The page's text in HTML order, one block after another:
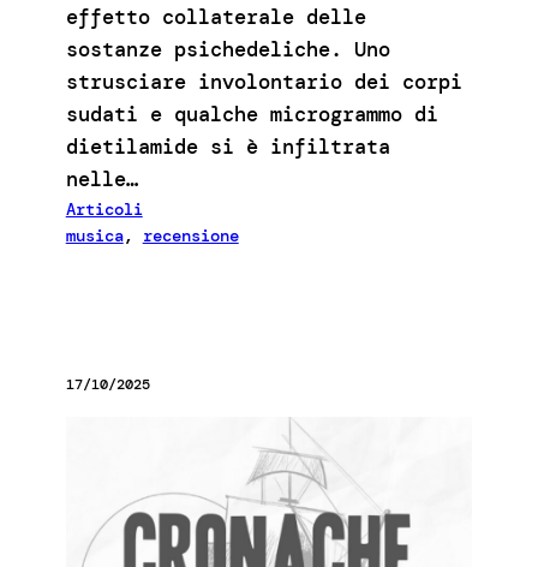
effetto collaterale delle
sostanze psichedeliche. Uno
strusciare involontario dei corpi
sudati e qualche microgrammo di
dietilamide si è infiltrata
nelle…
Articoli
musica, recensione
17/10/2025